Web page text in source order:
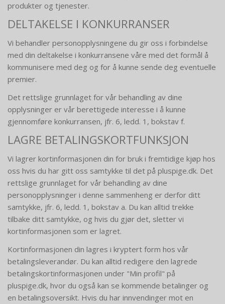
produkter og tjenester.
DELTAKELSE I KONKURRANSER
Vi behandler personopplysningene du gir oss i forbindelse
med din deltakelse i konkurransene våre med det formål å
kommunisere med deg og for å kunne sende deg eventuelle
premier.
Det rettslige grunnlaget for vår behandling av dine
opplysninger er vår berettigede interesse i å kunne
gjennomføre konkurransen, jfr. 6, ledd. 1, bokstav f.
LAGRE BETALINGSKORTFUNKSJON
Vi lagrer kortinformasjonen din for bruk i fremtidige kjøp hos
oss hvis du har gitt oss samtykke til det på pluspige.dk. Det
rettslige grunnlaget for vår behandling av dine
personopplysninger i denne sammenheng er derfor ditt
samtykke, jfr. 6, ledd. 1, bokstav a. Du kan alltid trekke
tilbake ditt samtykke, og hvis du gjør det, sletter vi
kortinformasjonen som er lagret.
Kortinformasjonen din lagres i kryptert form hos vår
betalingsleverandør. Du kan alltid redigere den lagrede
betalingskortinformasjonen under "Min profil" på
pluspige.dk, hvor du også kan se kommende betalinger og
en betalingsoversikt. Hvis du har innvendinger mot en